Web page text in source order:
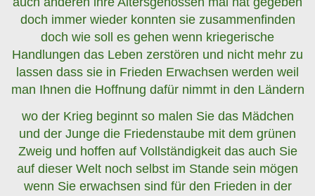
doch immer wieder konnten sie zusammenfinden
doch wie soll es gehen wenn kriegerische
Handlungen das Leben zerstören und nicht mehr zu
lassen dass sie in Frieden Erwachsen werden weil
man Ihnen die Hoffnung dafür nimmt in den Ländern
wo der Krieg beginnt so malen Sie das Mädchen
und der Junge die Friedenstaube mit dem grünen
Zweig und hoffen auf Vollständigkeit das auch Sie
auf dieser Welt noch selbst im Stande sein mögen
wenn Sie erwachsen sind für den Frieden in der